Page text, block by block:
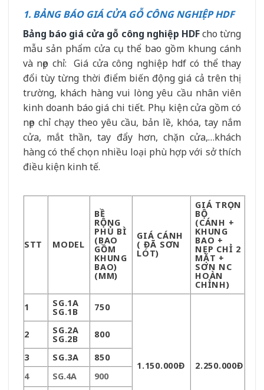
1. BẢNG BÁO GIÁ CỬA GỖ CÔNG NGHIỆP HDF
Bảng báo giá cửa gỗ công nghiệp HDFcho từng
mẫu sản phẩm cửa cụ thể bao gồm khung cánh
và nẹp chỉ: Giá cửa công nghiệp hdf có thể thay
đổi tùy từng thời điểm biến động giá cả trên thị
trường, khách hàng vui lòng yêu cầu nhân viên
kinh doanh báo giá chi tiết. Phụ kiện cửa gồm có
nẹp chỉ chạy theo yêu cầu, bản lề, khóa, tay nắm
cửa, mắt thần, tay đẩy hơn, chặn cửa,…khách
hàng có thể chọn nhiều loại phù hợp với sở thích
điều kiện kinh tế.
STT MODEL
BỀ
RỘNG
PHỦ BÌ
(BAO
GỒM
KHUNG
BAO)
(MM)
GIÁ CÁNH
( ĐÃ SƠN
LÓT)
GIÁ TRỌN
BỘ
(CÁNH +
KHUNG
BAO +
NẸP CHỈ 2
MẶT +
SƠN NC
HOÀN
CHỈNH)
1
SG.1A
SG.1B 750
1.150.000Đ 2.250.000Đ
2 SG.2A
SG.2B 800
3 SG.3A
850
4
SG.4A 900